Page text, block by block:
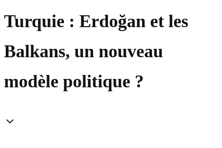
Turquie : Erdoğan et les
Balkans, un nouveau
modèle politique ?